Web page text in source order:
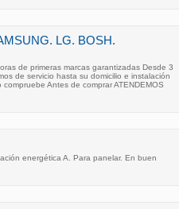
LG. BOSH.
de primeras marcas garantizadas Desde 3
de servicio hasta su domicilio e instalación
Antes de comprar ATENDEMOS
energética A. Para panelar. En buen